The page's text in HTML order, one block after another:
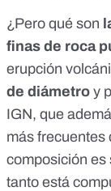
¿Pero qué son
finas de roca
erupción
de diámetro y
IGN, que
más frecuentes
composición es
tanto está